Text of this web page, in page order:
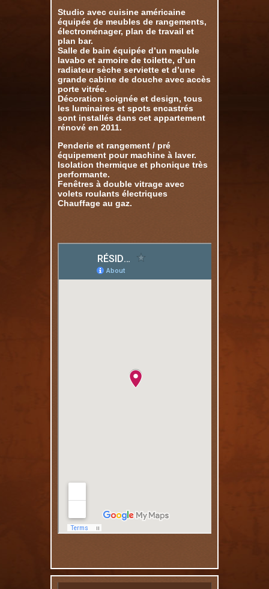
Studio avec cuisine américaine
équipée de meubles de rangements,
électroménager, plan de travail et
plan bar.
Salle de bain équipée d’un meuble
lavabo et armoire de toilette, d’un
radiateur sèche serviette et d’une
grande cabine de douche avec accès
porte vitrée.
Décoration soignée et design, tous
les luminaires et spots encastrés
sont installés dans cet appartement
rénové en 2011.
Penderie et rangement / pré
équipement pour machine à laver.
Isolation thermique et phonique très
performante.
Fenêtres à double vitrage avec
volets roulants électriques
Chauffage au gaz.